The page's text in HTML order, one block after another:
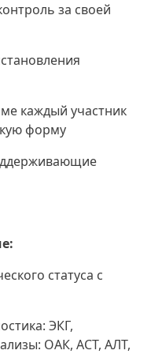
за своей
каждый участник
форму
статуса с
ЭКГ,
ОАК, АСТ, АЛТ,